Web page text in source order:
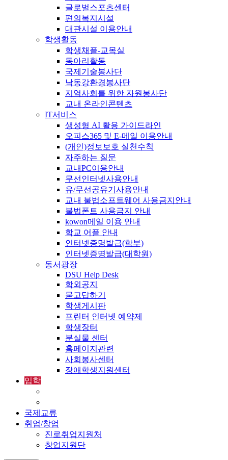
글로벌스포츠센터
편의복지시설
대관시설 이용안내
학생활동
학생채플-교목실
동아리활동
국제기술봉사단
낙동강환경봉사단
지역사회를 위한 자원봉사단
교내 온라인콘텐츠
IT서비스
생성형 AI 활용 가이드라인
오피스365 및 E-메일 이용안내
(개인)정보보호 실천수칙
자주하는 질문
교내PC이용안내
무선인터넷사용안내
유/무선공유기사용안내
교내 불법소프트웨어 사용금지안내
불법폰트 사용금지 안내
kowon메일 이용 안내
학교 어플 안내
인터넷증명발급(학부)
인터넷증명발급(대학원)
동서광장
DSU Help Desk
학외공지
묻고답하기
학생게시판
프린터 인터넷 예약제
학생장터
분실물 센터
홈페이지관련
사회봉사센터
장애학생지원센터
입학
국제교류
취업/창업
진로취업지원처
창업지원단